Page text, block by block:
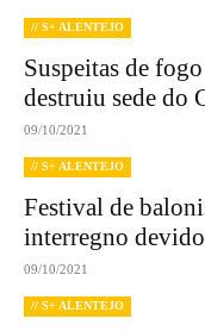
// S+ ALENTEJO
Suspeitas de
destruiu sede do
09/10/2021
// S+ ALENTEJO
Festival de
interregno
09/10/2021
// S+ ALENTEJO